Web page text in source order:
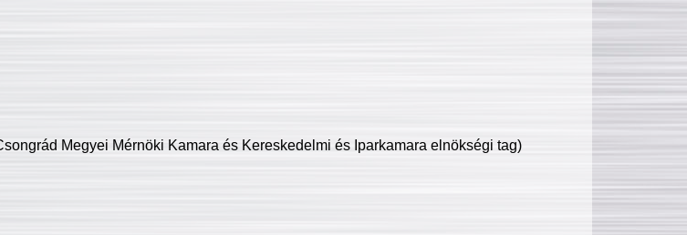
Megyei Mérnöki Kamara és Kereskedelmi és Iparkamara elnökségi tag)